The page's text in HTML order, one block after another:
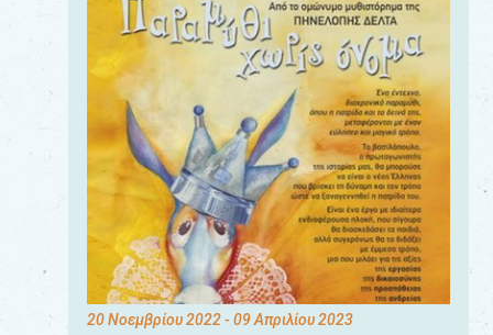
20 Νοεμβρίου 2022- 09 Απριλίου 2023